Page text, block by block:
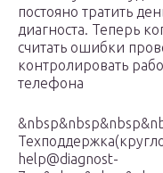
постояно тратить
диагноста. Теперь
считать ошибки
контролировать
телефона
help@diagnost-